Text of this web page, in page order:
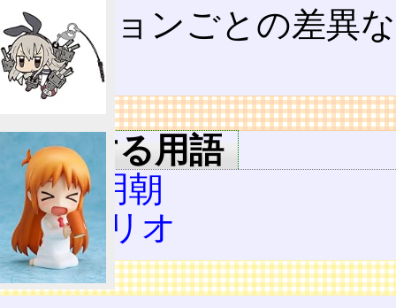
バージョンごとの差異
る。
関連する用語
MS 明朝
メイリオ
広告